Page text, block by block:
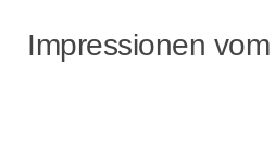
Impressionen